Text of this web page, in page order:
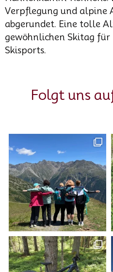
Verpflegung und alpine
abgerundet. Eine tolle
gewöhnlichen Skitag für
Skisports.
Folgt uns